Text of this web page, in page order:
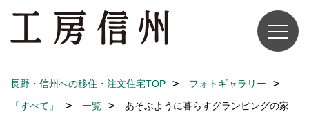
長野・信州への移住・注文住宅TOP
フォトギャラリー
「すべて」
一覧 あそぶように暮らすグランピングの家